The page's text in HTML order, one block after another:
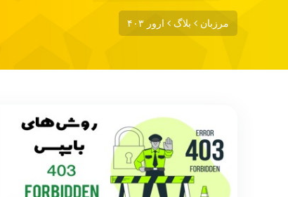
مرزبان بلاگ ارور ۴۰۳